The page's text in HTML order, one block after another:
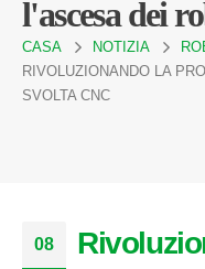
l'ascesa dei
CASA NOTIZIA
RIVOLUZIONANDO LA
SVOLTA CNC
08